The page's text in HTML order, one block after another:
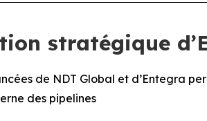
stratégique
de NDT Global et d’Entegra
des pipelines